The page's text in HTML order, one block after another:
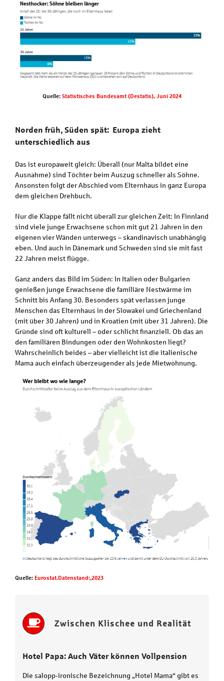
Quelle: Statistisches Bundesamt (Destatis), Juni 2024
Norden früh, Süden spät: Europa zieht
unterschiedlich aus
Das ist europaweit gleich: Überall (nur Malta bildet eine
Ausnahme) sind Töchter beim Auszug schneller als Söhne.
Ansonsten folgt der Abschied vom Elternhaus in ganz Europa
dem gleichen Drehbuch.
Nur die Klappe fällt nicht überall zur gleichen Zeit: In Finnland
sind viele junge Erwachsene schon mit gut 21 Jahren in den
eigenen vier Wänden unterwegs – skandinavisch unabhängig
eben. Und auch in Dänemark und Schweden sind sie mit fast
22 Jahren meist flügge.
Ganz anders das Bild im Süden: In Italien oder Bulgarien
genießen junge Erwachsene die familiäre Nestwärme im
Schnitt bis Anfang 30. Besonders spät verlassen junge
Menschen das Elternhaus in der Slowakei und Griechenland
(mit über 30 Jahren) und in Kroatien (mit über 31 Jahren). Die
Gründe sind oft kulturell – oder schlicht finanziell. Ob das an
den familiären Bindungen oder den Wohnkosten liegt?
Wahrscheinlich beides – aber vielleicht ist die italienische
Mama auch einfach überzeugender als jede Mietwohnung.
Quelle: Eurostat.Datenstand:,2023
Zwischen Klischee und Realität
Hotel Papa: Auch Väter können Vollpension
Die salopp-ironische Bezeichnung „Hotel Mama“ gibt es